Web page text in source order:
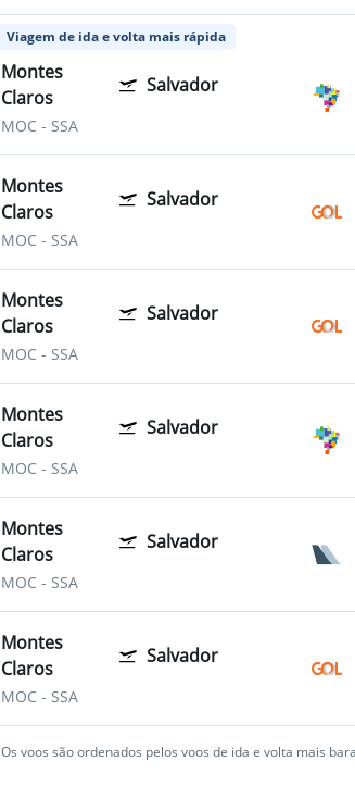
Viagem de ida e volta mais rápida
Montes
Claros
Salvador
MOC - SSA
Montes
Claros
Salvador
MOC - SSA
Montes
Claros
Salvador
MOC - SSA
Montes
Claros
Salvador
MOC - SSA
Montes
Claros
Salvador
MOC - SSA
Montes
Claros
Salvador
MOC - SSA
Os voos são ordenados pelos voos de ida e volta mais